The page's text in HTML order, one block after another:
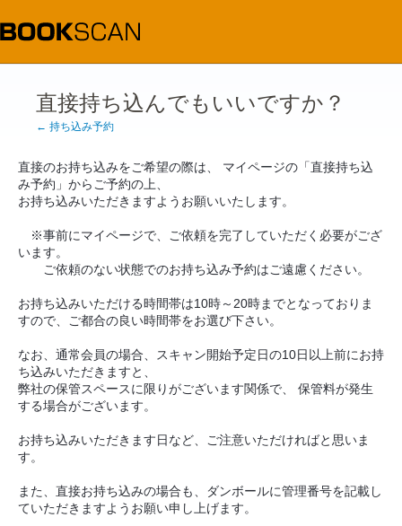
直接持ち込んでもいいですか？
← 持ち込み予約
直接のお持ち込みをご希望の際は、 マイページの「直接持ち込
み予約」からご予約の上、
お持ち込みいただきますようお願いいたします。
※事前にマイページで、ご依頼を完了していただく必要がござ
います。
ご依頼のない状態でのお持ち込み予約はご遠慮ください。
お持ち込みいただける時間帯は10時～20時までとなっておりま
すので、ご都合の良い時間帯をお選び下さい。
なお、通常会員の場合、スキャン開始予定日の10日以上前にお持
ち込みいただきますと、
弊社の保管スペースに限りがございます関係で、 保管料が発生
する場合がございます。
お持ち込みいただきます日など、ご注意いただければと思いま
す。
また、直接お持ち込みの場合も、ダンボールに管理番号を記載し
ていただきますようお願い申し上げます。